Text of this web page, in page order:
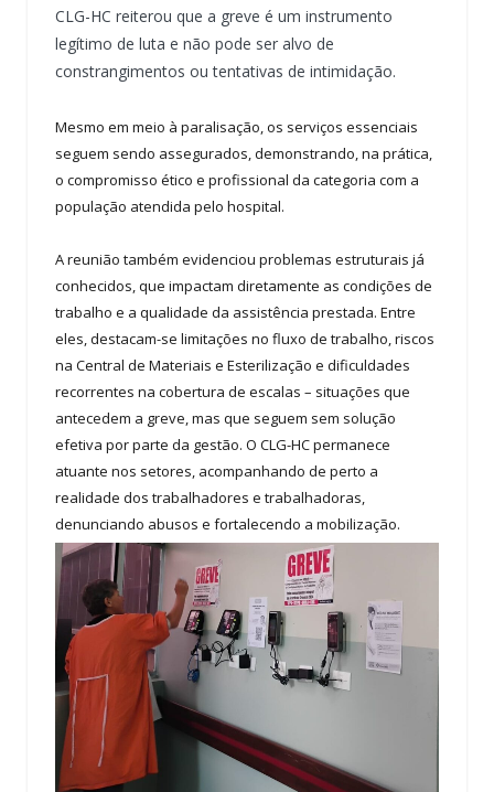
CLG-HC reiterou que a greve é um instrumento
legítimo de luta e não pode ser alvo de
constrangimentos ou tentativas de intimidação.
Mesmo em meio à paralisação, os serviços essenciais
seguem sendo assegurados, demonstrando, na prática,
o compromisso ético e profissional da categoria com a
população atendida pelo hospital.
A reunião também evidenciou problemas estruturais já
conhecidos, que impactam diretamente as condições de
trabalho e a qualidade da assistência prestada. Entre
eles, destacam-se limitações no fluxo de trabalho, riscos
na Central de Materiais e Esterilização e dificuldades
recorrentes na cobertura de escalas – situações que
antecedem a greve, mas que seguem sem solução
efetiva por parte da gestão. O CLG-HC permanece
atuante nos setores, acompanhando de perto a
realidade dos trabalhadores e trabalhadoras,
denunciando abusos e fortalecendo a mobilização.